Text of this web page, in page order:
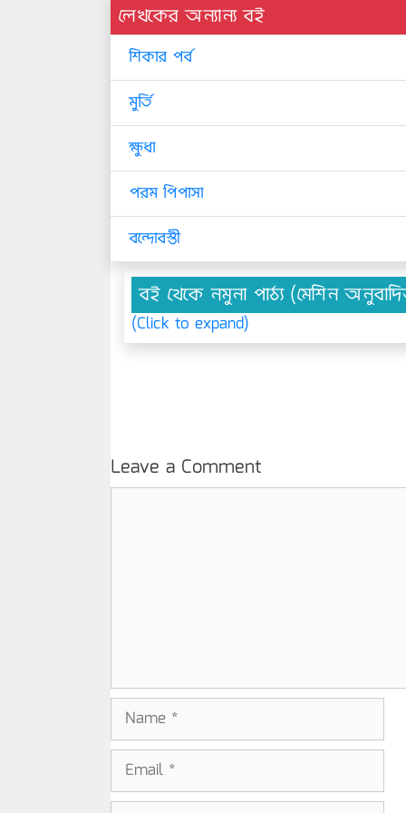
লেখকের অন্যান্য বই
শিকার পর্ব
মুর্তি
ক্ষুধা
পরম পিপাসা
বন্দোবস্তী
বই থেকে নমুনা পাঠ্য (মেশিন
(Click to expand)
Leave a Comment
Name
Email